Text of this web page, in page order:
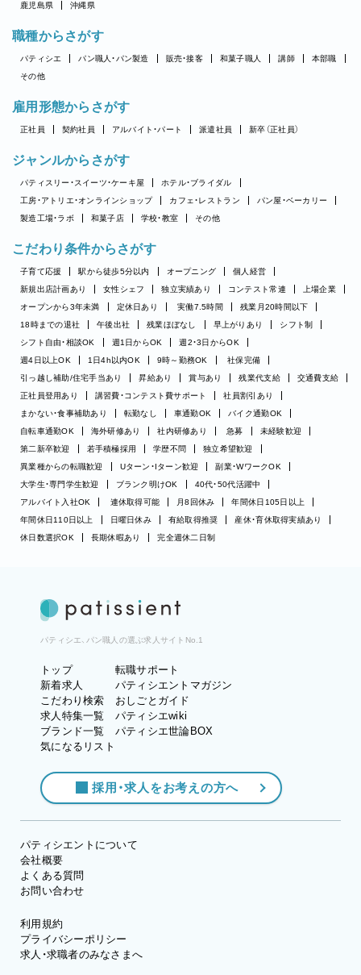
鹿児島県
沖縄県
職種からさがす
パティシエ パン職人・パン製造 販売・接客 和菓子職人 講師
本部職
その他
雇用形態からさがす
正社員 契約社員 アルバイト・パート 派遣社員 新卒（正社員）
ジャンルからさがす
パティスリー・スイーツ・ケーキ屋
ホテル・ブライダル
工房・アトリエ・オンラインショップ
カフェ・レストラン
パン屋・ベーカリー
製造工場・ラボ
和菓子店 学校・教室 その他
こだわり条件からさがす
子育て応援 駅から徒歩5分以内 オープニング
個人経営
新規出店計画あり
女性シェフ 独立実績あり コンテスト常連
上場企業
オープンから3年未満
定休日あり 実働7.5時間
残業月20時間以下
18時までの退社
午後出社 残業ほぼなし 早上がりあり
シフト制
シフト自由・相談OK
週1日からOK
週2・3日からOK
週4日以上OK
1日4h以内OK 9時～勤務OK
社保完備
引っ越し補助/住宅手当あり
昇給あり 賞与あり 残業代支給
交通費支給
正社員登用あり
講習費・コンテスト費サポート
社員割引あり
まかない・食事補助あり
転勤なし 車通勤OK
バイク通勤OK
自転車通勤OK
海外研修あり 社内研修あり 急募
未経験歓迎
第二新卒歓迎
若手積極採用 学歴不問
独立希望歓迎
異業種からの転職歓迎
Uターン・Iターン歓迎
副業・WワークOK
大学生・専門学生歓迎
ブランク明けOK
40代・50代活躍中
アルバイト入社OK
連休取得可能 月8回休み
年間休日105日以上
年間休日110日以上
日曜日休み 有給取得推奨
産休・育休取得実績あり
休日数選択OK
長期休暇あり 完全週休二日制
パティシエ、パン職人の選ぶ求人サイトNo.1
トップ
新着求人
こだわり検索
求人特集一覧
ブランド一覧
気になるリスト
転職サポート
パティシエントマガジン
おしごとガイド
パティシエwiki
パティシエ世論BOX
採用・求人をお考えの方へ
パティシエントについて
会社概要
よくある質問
お問い合わせ
利用規約
プライバシーポリシー
求人・求職者のみなさまへ